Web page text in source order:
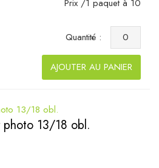
Prix /1 paquet à 10
Quantité :
AJOUTER AU PANIER
photo 13/18 obl.